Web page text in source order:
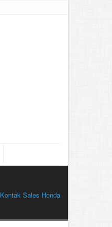
Kontak Sales Honda